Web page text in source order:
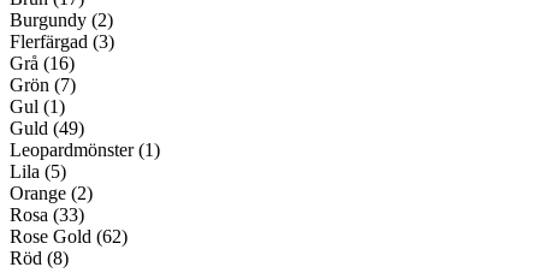
Burgundy (2)
Flerfärgad (3)
Grå (16)
Grön (7)
Gul (1)
Guld (49)
Leopardmönster (1)
Lila (5)
Orange (2)
Rosa (33)
Rose Gold (62)
Röd (8)